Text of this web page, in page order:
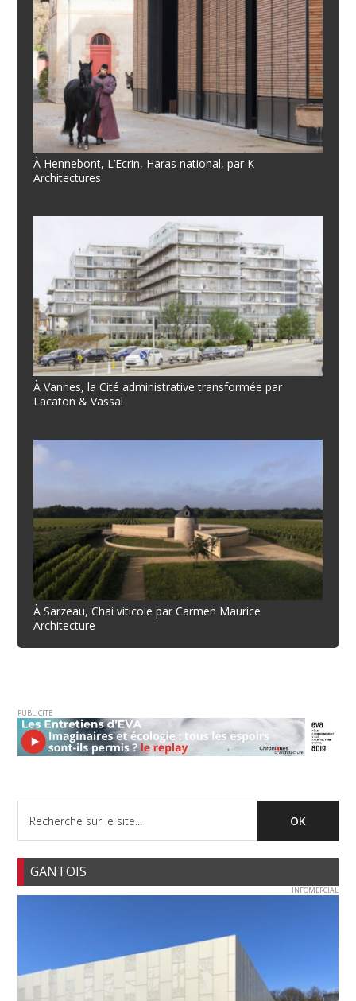
À Hennebont, L’Ecrin, Haras national, par K
Architectures
À Vannes, la Cité administrative transformée par
Lacaton & Vassal
À Sarzeau, Chai viticole par Carmen Maurice
Architecture
PUBLICITE
GANTOIS
INFOMERCIAL